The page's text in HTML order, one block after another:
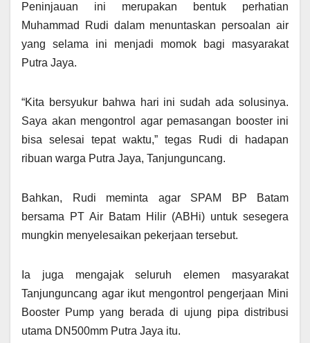
Peninjauan ini merupakan bentuk perhatian
Muhammad Rudi dalam menuntaskan persoalan air
yang selama ini menjadi momok bagi masyarakat
Putra Jaya.
“Kita bersyukur bahwa hari ini sudah ada solusinya.
Saya akan mengontrol agar pemasangan booster ini
bisa selesai tepat waktu,” tegas Rudi di hadapan
ribuan warga Putra Jaya, Tanjunguncang.
Bahkan, Rudi meminta agar SPAM BP Batam
bersama PT Air Batam Hilir (ABHi) untuk sesegera
mungkin menyelesaikan pekerjaan tersebut.
Ia juga mengajak seluruh elemen masyarakat
Tanjunguncang agar ikut mengontrol pengerjaan Mini
Booster Pump yang berada di ujung pipa distribusi
utama DN500mm Putra Jaya itu.